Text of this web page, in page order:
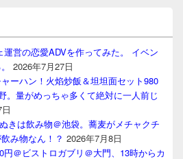
営の恋愛ADVを作ってみた。 イベン
2026年7月27日
ーハン！火焰炒飯＆坦坦面セット980
。量がめっちゃ多くて絶対に一人前じ
きは飲み物＠池袋。蕎麦がメチャクチ
み物なん！？ 2026年7月8日
円＠ビストロガブリ＠大門、13時からカ